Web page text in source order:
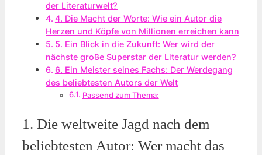
der Literaturwelt?
4. Die Macht der Worte: Wie ein Autor die
Herzen und Köpfe von Millionen erreichen kann
5. Ein Blick in die Zukunft: Wer wird der
nächste große Superstar der Literatur werden?
6. Ein Meister seines Fachs: Der Werdegang
des beliebtesten Autors der Welt
Passend zum Thema:
1. Die weltweite Jagd nach dem
beliebtesten Autor: Wer macht das